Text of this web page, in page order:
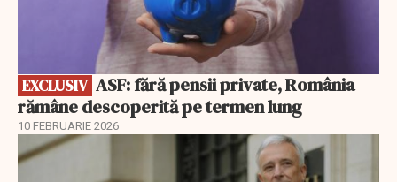
EXCLUSIV
rămâne descoperită pe termen lung
10 FEBRUARIE 2026